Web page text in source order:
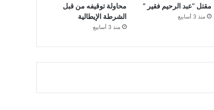
مقتل “عبد الرحيم فقير “
منذ 3 أسابيع
محاولة توقيفه من قبل
الشرطة الإيطالية
منذ 3 أسابيع